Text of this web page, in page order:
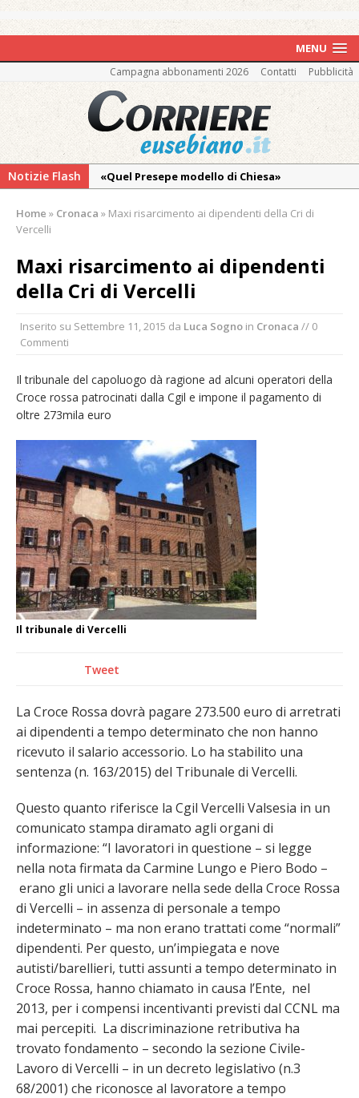
MENU
Campagna abbonamenti 2026 Contatti Pubblicità
Notizie Flash
«Quel Presepe modello di Chiesa»
Ringraziamento: convegno, messa e
Piscina ex Enal non balneabile dopo i controlli
dell’Asl. Il Comune: «Misura precauzionale e
La Pro verso l’avvio della Stagione
carnevale di Santhià. La soddisfazione della
Pro Loco
Il Piemonte ha avviato la richiesta di calamità
naturale per la siccità estrema e gli incendi
Crisi idrica: il Comune di Vercelli introduce
alcune limitazioni all’utilizzo dell’acqua
Dieci anni fa l’ingresso a Vercelli
dell’arcivescovo mons. Marco Arnolfo
Home » Cronaca » Maxi risarcimento ai dipendenti della Cri di
Vercelli
Maxi risarcimento ai dipendenti
della Cri di Vercelli
Inserito su Settembre 11, 2015 da Luca Sogno in Cronaca // 0
Commenti
Il tribunale del capoluogo dà ragione ad alcuni operatori della
Croce rossa patrocinati dalla Cgil e impone il pagamento di
oltre 273mila euro
Il tribunale di Vercelli
Tweet
La Croce Rossa dovrà pagare 273.500 euro di arretrati
ai dipendenti a tempo determinato che non hanno
ricevuto il salario accessorio. Lo ha stabilito una
sentenza (n. 163/2015) del Tribunale di Vercelli.
Questo quanto riferisce la Cgil Vercelli Valsesia in un
comunicato stampa diramato agli organi di
informazione: “I lavoratori in questione – si legge
nella nota firmata da Carmine Lungo e Piero Bodo –
erano gli unici a lavorare nella sede della Croce Rossa
di Vercelli – in assenza di personale a tempo
indeterminato – ma non erano trattati come “normali”
dipendenti. Per questo, un’impiegata e nove
autisti/barellieri, tutti assunti a tempo determinato in
Croce Rossa, hanno chiamato in causa l’Ente, nel
2013, per i compensi incentivanti previsti dal CCNL ma
mai percepiti. La discriminazione retributiva ha
trovato fondamento – secondo la sezione Civile-
Lavoro di Vercelli – in un decreto legislativo (n.3
68/2001) che riconosce al lavoratore a tempo